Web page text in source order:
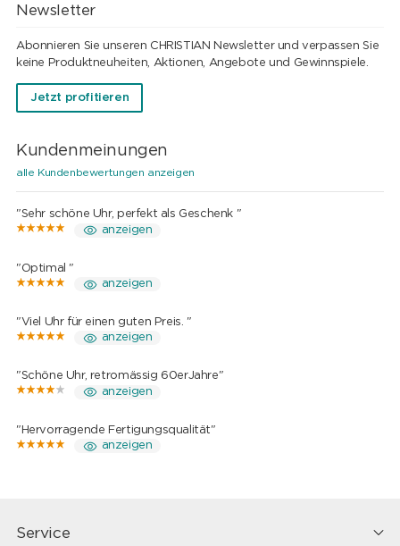
Newsletter
Abonnieren Sie unseren CHRISTIAN Newsletter und verpassen Sie
keine Produktneuheiten, Aktionen, Angebote und Gewinnspiele.
Jetzt profitieren
Kundenmeinungen
alle Kundenbewertungen anzeigen
"Sehr schöne Uhr, perfekt als Geschenk "
anzeigen
"Optimal "
anzeigen
"Viel Uhr für einen guten Preis. "
anzeigen
"Schöne Uhr, retromässig 60erJahre"
anzeigen
"Hervorragende Fertigungsqualität"
anzeigen
Service